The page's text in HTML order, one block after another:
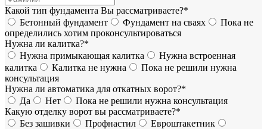
Какой тип фундамента Вы рассматриваете?*
Бетонный фундамент
Фундамент на сваях
Пока не
определились хотим проконсультироваться
Нужна ли калитка?*
Нужна примыкающая калитка
Нужна встроенная
калитка
Калитка не нужна
Пока не решили нужна
консультация
Нужна ли автоматика для откатных ворот?*
Да
Нет
Пока не решили нужна консультация
Какую отделку ворот вы рассматриваете?*
Без зашивки
Профнастил
Евроштакетник